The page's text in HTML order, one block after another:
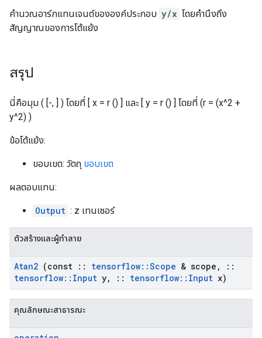
คำนวณอาร์กแทนเจนต์ขององค์ประกอบ y/x โดยคำนึงถึง
สัญญาณของการโต้แย้ง
สรุป
นี่คือมุม ( [-, ] ) โดยที่ [ x = r () ] และ [ y = r () ] โดยที่ (r = (x^2 +
y^2) )
ข้อโต้แย้ง:
ขอบเขต: วัตถุ ขอบเขต
ผลตอบแทน:
Output : z เทนเซอร์
ตัวสร้างและผู้ทำลาย
Atan2 (const :: tensorflow::Scope & scope ,
::
tensorflow:: Input y, :: tensorflow:: Input x)
คุณลักษณะสาธารณะ